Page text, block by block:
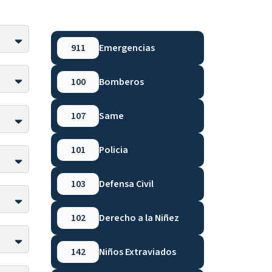
911 Emergencias
100 Bomberos
107 Same
101 Policia
103 Defensa Civil
102 Derecho a la Niñez
142 Niños Extraviados